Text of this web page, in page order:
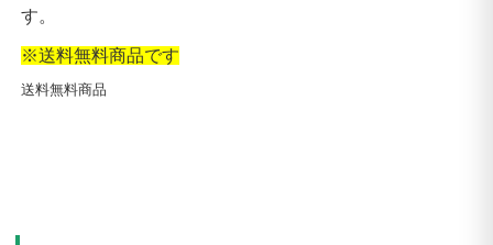
す。
※送料無料商品です
送料無料商品